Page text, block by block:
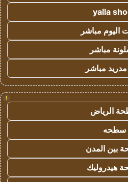
yalla
اليوم مباشر
مباشر
مباشر
!
الرياض
سطحه
بين المدن
هيدروليك